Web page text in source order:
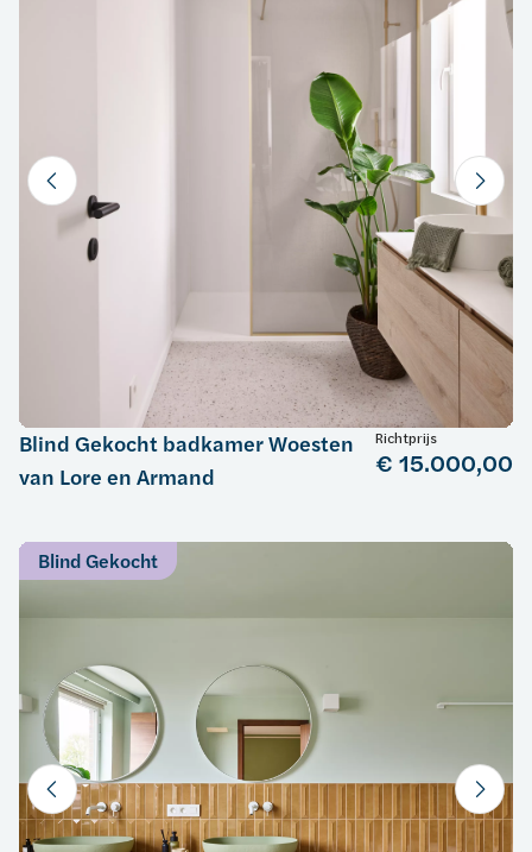
Blind Gekocht badkamer Woesten
van Lore en Armand
Richtprijs
€ 15.000,00
Blind Gekocht